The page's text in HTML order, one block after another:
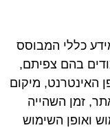
כללי המבוסס
בהם צפיתם,
האינטרנט, מיקום
זמן השהייה
ואופן השימוש